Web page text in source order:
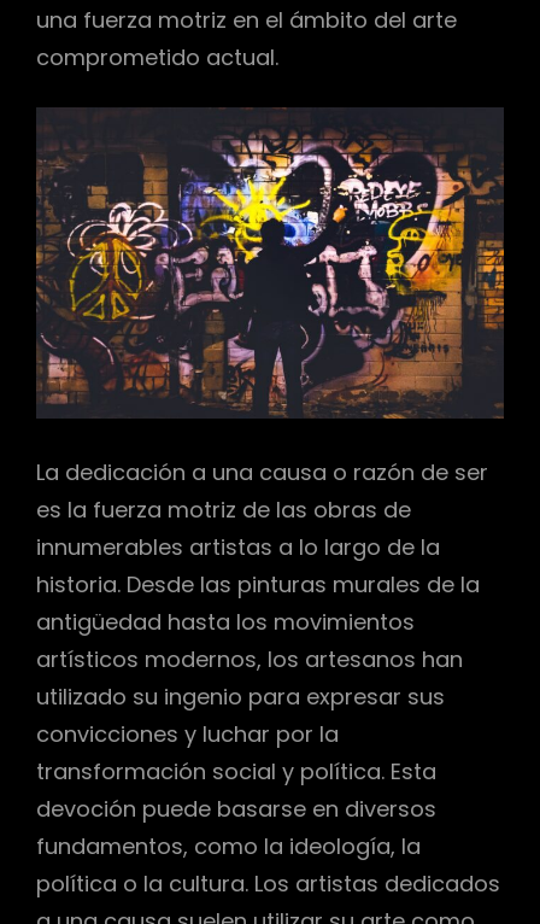
una fuerza motriz en el ámbito del arte
comprometido actual.
La dedicación a una causa o razón de ser
es la fuerza motriz de las obras de
innumerables artistas a lo largo de la
historia. Desde las pinturas murales de la
antigüedad hasta los movimientos
artísticos modernos, los artesanos han
utilizado su ingenio para expresar sus
convicciones y luchar por la
transformación social y política. Esta
devoción puede basarse en diversos
fundamentos, como la ideología, la
política o la cultura. Los artistas dedicados